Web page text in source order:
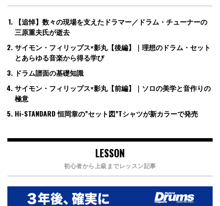
【追悼】数々の現場を支えたドラマー／ドラム・チューナーの
三原重夫氏が逝去
サイモン・フィリップス×影丸【後編】｜理想のドラム・セット
とあらゆる音楽から得る学び
ドラム譜面の基礎知識
サイモン・フィリップス×影丸【前編】｜ソロの美学と音作りの
極意
Hi-STANDARD 恒岡章の”セット図”Tシャツが新カラーで発売
LESSON
初心者から上級までレッスン記事